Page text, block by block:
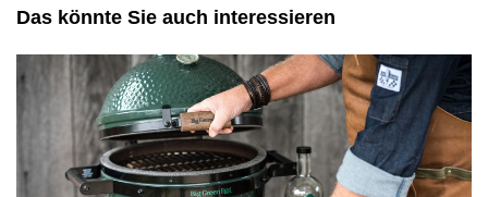
Das könnte Sie auch interessieren